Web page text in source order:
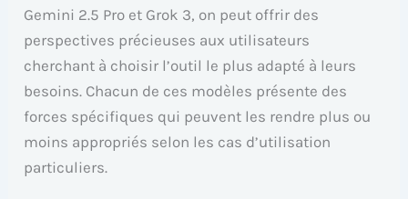
Gemini 2.5 Pro et Grok 3, on peut offrir des
perspectives précieuses aux utilisateurs
cherchant à choisir l’outil le plus adapté à leurs
besoins. Chacun de ces modèles présente des
forces spécifiques qui peuvent les rendre plus ou
moins appropriés selon les cas d’utilisation
particuliers.